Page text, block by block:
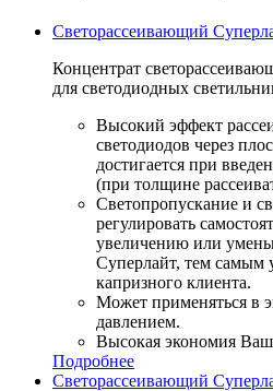
Светорассеивающий
Концентрат
для светодиодных
Высокий эффект
светодиодов через
достигается при
(при толщине
Светопропускание и
регулировать
увеличению или
Суперлайт, тем самым
капризного клиента.
Может применяться в
давлением.
Высокая экономия
Подробнее
Светорассеивающий